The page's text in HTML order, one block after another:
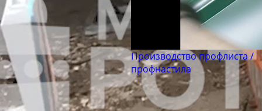
Производство профлиста /
профнастила